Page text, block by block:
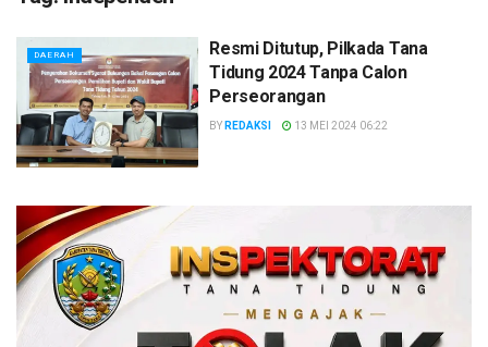
DAERAH
Resmi Ditutup, Pilkada Tana
Tidung 2024 Tanpa Calon
Perseorangan
BY REDAKSI 13 MEI 2024 06:22